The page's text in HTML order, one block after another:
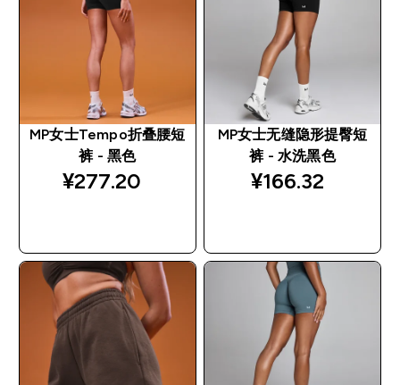
MP女士Tempo折叠腰短
裤 - 黑色
¥277.20‎
MP女士无缝隐形提臀短
裤 - 水洗黑色
¥166.32‎